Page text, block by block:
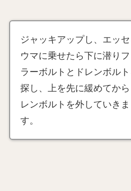
ジャッキアップし、エッセ
ウマに乗せたら下に潜りフ
ラーボルトとドレンボルト
探し、上を先に緩めてから
レンボルトを外していきま
す。